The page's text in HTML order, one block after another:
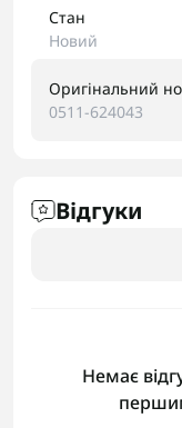
Стан
Новий
Оригінальний
0511-624043
Відгуки
Немає